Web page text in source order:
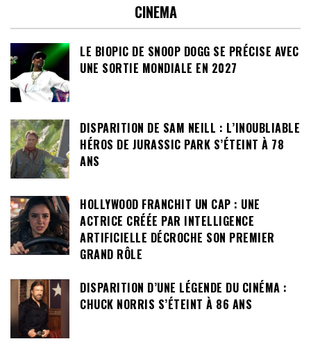
CINEMA
LE BIOPIC DE SNOOP DOGG SE PRÉCISE AVEC
UNE SORTIE MONDIALE EN 2027
DISPARITION DE SAM NEILL : L’INOUBLIABLE
HÉROS DE JURASSIC PARK S’ÉTEINT À 78
ANS
HOLLYWOOD FRANCHIT UN CAP : UNE
ACTRICE CRÉÉE PAR INTELLIGENCE
ARTIFICIELLE DÉCROCHE SON PREMIER
GRAND RÔLE
DISPARITION D’UNE LÉGENDE DU CINÉMA :
CHUCK NORRIS S’ÉTEINT À 86 ANS